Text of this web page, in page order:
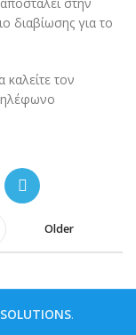
διαβίωσης για το
καλείτε τον
Older
.